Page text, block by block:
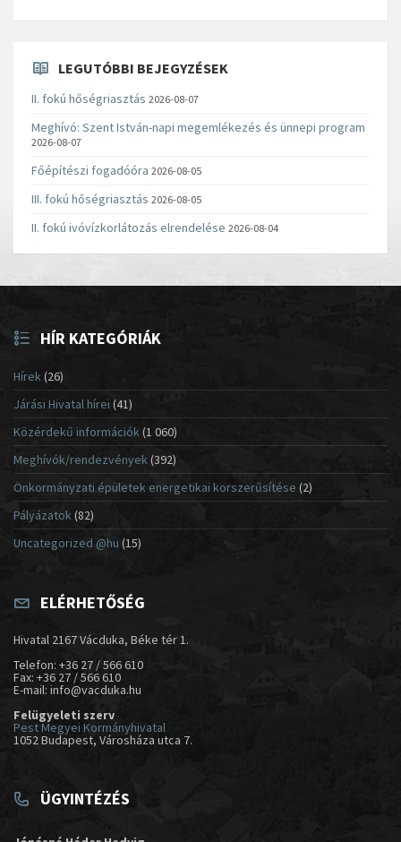
LEGUTÓBBI BEJEGYZÉSEK
II. fokú hőségriasztás 2026-08-07
Meghívó: Szent István-napi megemlékezés és ünnepi program
2026-08-07
Főépítészi fogadóóra 2026-08-05
III. fokú hőségriasztás 2026-08-05
II. fokú ivóvízkorlátozás elrendelése 2026-08-04
HÍR KATEGÓRIÁK
Hírek(26)
Járási Hivatal hírei (41)
Közérdekű információk(1 060)
Meghívók/rendezvények (392)
Önkormányzati épületek energetikai korszerűsítése (2)
Pályázatok (82)
Uncategorized @hu (15)
ELÉRHETŐSÉG
Hivatal 2167 Vácduka, Béke tér 1.
Telefon: +36 27 / 566 610
Fax: +36 27 / 566 610
E-mail: info@vacduka.hu
Felügyeleti szerv
Pest Megyei Kormányhivatal
1052 Budapest, Városháza utca 7.
ÜGYINTÉZÉS